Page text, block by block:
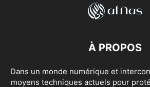
À PROPOS
Dans un monde numérique et
moyens techniques actuels pour